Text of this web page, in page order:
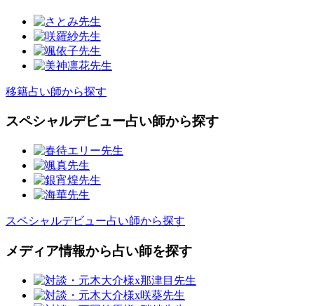
移籍占い師から探す
スペシャルデビュー占い師から探す
スペシャルデビュー占い師から探す
メディア情報から占い師を探す